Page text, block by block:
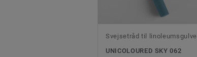
Svejsetråd til linoleumsgulve
UNICOLOURED SKY 062